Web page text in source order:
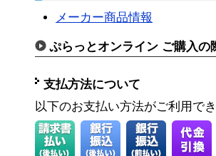
メーカー商品情報
ぷらっとオンライン ご購入の
支払方法について
以下のお支払い方法がご利用で